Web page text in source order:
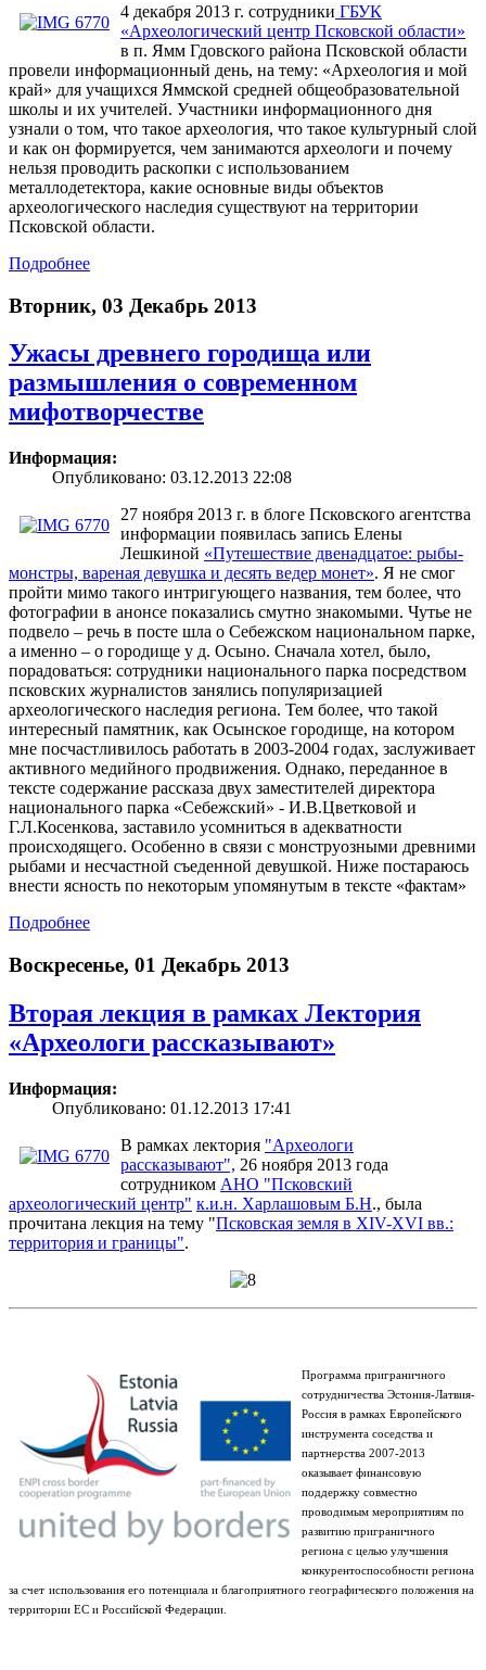
4 декабря 2013 г. сотрудники ГБУК
«Археологический центр Псковской области»
в п. Ямм Гдовского района Псковской области
провели информационный день, на тему: «Археология и мой
край» для учащихся Яммской средней общеобразовательной
школы и их учителей. Участники информационного дня
узнали о том, что такое археология, что такое культурный слой
и как он формируется, чем занимаются археологи и почему
нельзя проводить раскопки с использованием
металлодетектора, какие основные виды объектов
археологического наследия существуют на территории
Псковской области.
Подробнее
Вторник, 03 Декабрь 2013
Ужасы древнего городища или
размышления о современном
мифотворчестве
Информация:
Опубликовано: 03.12.2013 22:08
27 ноября 2013 г. в блоге Псковского агентства
информации появилась запись Елены
Лешкиной «Путешествие двенадцатое: рыбы-
монстры, вареная девушка и десять ведер монет». Я не смог
пройти мимо такого интригующего названия, тем более, что
фотографии в анонсе показались смутно знакомыми. Чутье не
подвело – речь в посте шла о Себежском национальном парке,
а именно – о городище у д. Осыно. Сначала хотел, было,
порадоваться: сотрудники национального парка посредством
псковских журналистов занялись популяризацией
археологического наследия региона. Тем более, что такой
интересный памятник, как Осынское городище, на котором
мне посчастливилось работать в 2003-2004 годах, заслуживает
активного медийного продвижения. Однако, переданное в
тексте содержание рассказа двух заместителей директора
национального парка «Себежский» - И.В.Цветковой и
Г.Л.Косенкова, заставило усомниться в адекватности
происходящего. Особенно в связи с монструозными древними
рыбами и несчастной съеденной девушкой. Ниже постараюсь
внести ясность по некоторым упомянутым в тексте «фактам»
Подробнее
Воскресенье, 01 Декабрь 2013
Вторая лекция в рамках Лектория
«Археологи рассказывают»
Информация:
Опубликовано: 01.12.2013 17:41
В рамках лектория "Археологи
рассказывают", 26 ноября 2013 года
сотрудником АНО "Псковский
археологический центр" к.и.н. Харлашовым Б.Н., была
прочитана лекция на тему "Псковская земля в XIV-XVI вв.:
территория и границы".
Программа приграничного
сотрудничества Эстония-Латвия-
Россия в рамках Европейского
инструмента соседства и
партнерства 2007-2013
оказывает финансовую
поддержку совместно
проводимым мероприятиям по
развитию приграничного
региона с целью улучшения
конкурентоспособности региона
за счет использования его потенциала и благоприятного географического положения на
территории ЕС и Российской Федерации.